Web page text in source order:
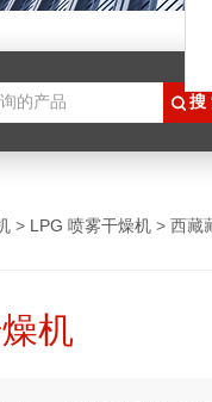
> LPG 喷雾干燥机 > 西藏
机